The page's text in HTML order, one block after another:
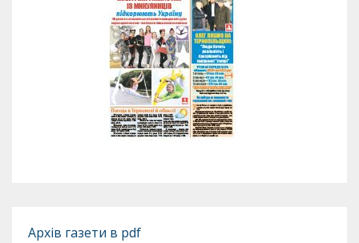
Архів газети в pdf